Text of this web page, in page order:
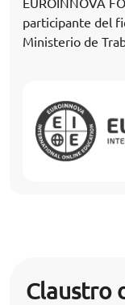
EUROINNOVA
participante del
Ministerio de
Claustro